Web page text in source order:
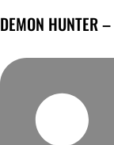
DEMON HUNTER